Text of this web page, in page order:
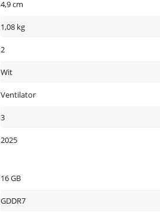
4,9 cm
1,08 kg
2
Wit
Ventilator
3
2025
16 GB
GDDR7